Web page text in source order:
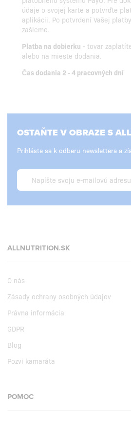
údaje o svojej karte a potvrďte
aplikácii. Po potvrdení Vašej
zašleme.
Platba na dobierku - tovar
alebo na mieste dodania.
Čas dodania 2 - 4 pracovných dní
OSTAŇTE V OBRAZE S
Prihláste sa k odberu newslettera a
ALLNUTRITION.SK
O nás
Zásady ochrany osobných údajov
Právna informácia
GDPR
Blog
Pozvi kamaráta
POMOC